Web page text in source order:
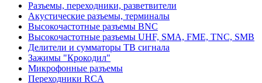
Разъемы, переходники, разветвители
Акустические разъемы, терминалы
Высокочастотные разъемы BNC
Высокочастотные разъемы UHF, SMA, FME, TNC, SMB
Делители и сумматоры ТВ сигнала
Зажимы "Крокодил"
Микрофонные разъемы
Переходники RCA